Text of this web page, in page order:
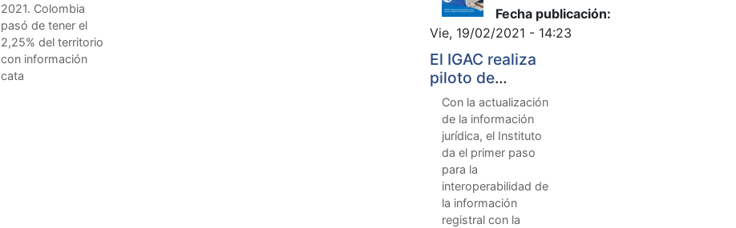
2021. Colombia
pasó de tener el
2,25% del territorio
con información
cata
Fecha publicación:
Vie, 19/02/2021 - 14:23
El IGAC realiza
piloto de
actualización
masiva de la base
catastral con
información de la
SNR
Con la actualización
de la información
jurídica, el Instituto
da el primer paso
para la
interoperabilidad de
la información
registral con la